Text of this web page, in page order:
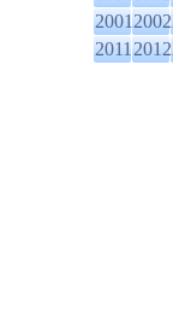
20012002
20112012